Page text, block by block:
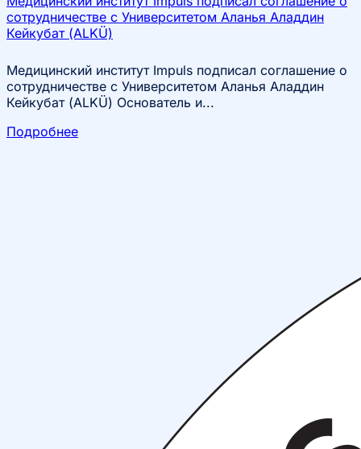
сотрудничестве с Университетом Аланья Аладдин
Кейкубат (ALKÜ)
Медицинский институт Impuls подписал соглашение о
сотрудничестве с Университетом Аланья Аладдин
Кейкубат (ALKÜ) Основатель и...
Подробнее